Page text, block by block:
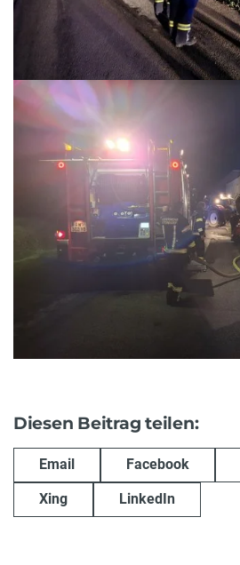
Diesen Beitrag teilen:
Email Facebook
Xing LinkedIn